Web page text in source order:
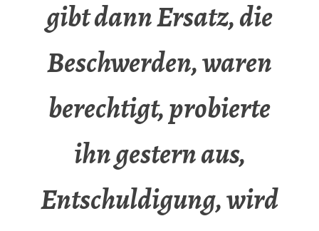
gibt dann Ersatz, die
Beschwerden, waren
berechtigt, probierte
ihn gestern aus,
Entschuldigung, wird